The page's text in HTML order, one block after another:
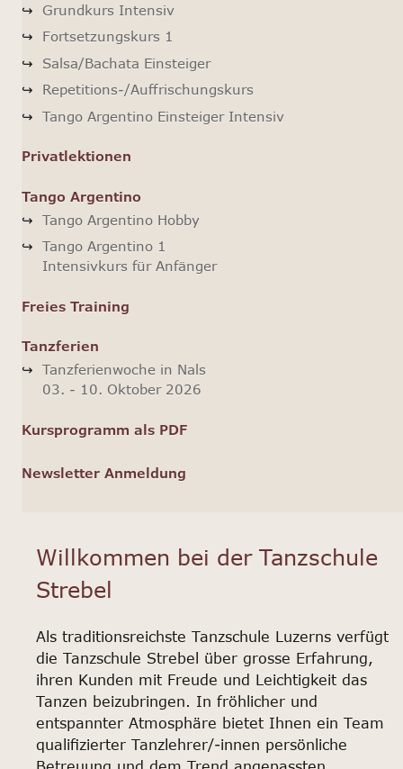
Grundkurs Intensiv
Fortsetzungskurs 1
Salsa/Bachata Einsteiger
Repetitions-/Auffrischungskurs
Tango Argentino Einsteiger Intensiv
Privatlektionen
Tango Argentino
Tango Argentino Hobby
Tango Argentino 1
Intensivkurs für Anfänger
Freies Training
Tanzferien
Tanzferienwoche in Nals
03. - 10. Oktober 2026
Kursprogramm als PDF
Newsletter Anmeldung
Willkommen bei der Tanzschule
Strebel
Als traditionsreichste Tanzschule Luzerns verfügt
die Tanzschule Strebel über grosse Erfahrung,
ihren Kunden mit Freude und Leichtigkeit das
Tanzen beizubringen. In fröhlicher und
entspannter Atmosphäre bietet Ihnen ein Team
qualifizierter Tanzlehrer/-innen persönliche
Betreuung und dem Trend angepassten